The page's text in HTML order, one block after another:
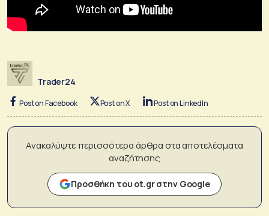
Trader24
Post on Facebook Post on X Post on LinkedIn
Ανακαλύψτε περισσότερα άρθρα στα αποτελέσματα
αναζήτησης
Προσθήκη του ot.gr στην Google